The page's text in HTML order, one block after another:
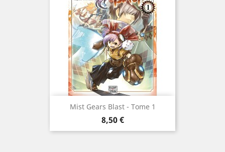
Mist Gears Blast - Tome 1
Prix
8,50 €